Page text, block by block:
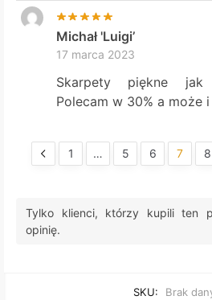
Michał 'Luigi’
17 marca 2023
Skarpety piękne jak
Polecam w 30% a może
1 … 5 6 7 8
Tylko klienci, którzy kupili ten
opinię.
SKU:
Brak